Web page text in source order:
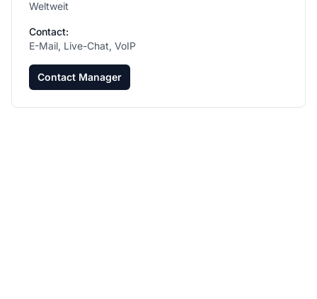
Weltweit
Contact:
E-Mail, Live-Chat, VoIP
Contact Manager